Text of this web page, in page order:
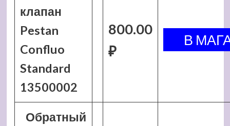
клапан
Pestan
Confluo
Standard
13500002
800.00
₽
Обратный